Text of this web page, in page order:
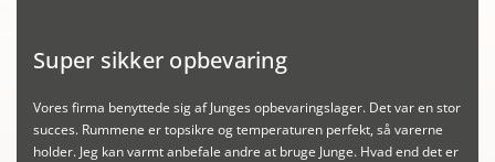
Super sikker opbevaring
Vores firma benyttede sig af Junges opbevaringslager. Det var en stor
succes. Rummene er topsikre og temperaturen perfekt, så varerne
holder. Jeg kan varmt anbefale andre at bruge Junge. Hvad end det er